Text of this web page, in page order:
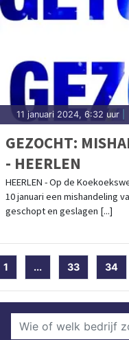
11 januari 2024, 6:32 uur
GEZOCHT:
- HEERLEN
HEERLEN - Op de
10 januari een mishandeling
geschopt en geslagen [...]
1 ... 33 34